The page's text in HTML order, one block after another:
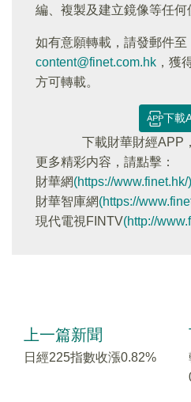
編、複製及建立鏡像等任何
如有意願轉載，請發郵件至
content@finet.com.hk ，獲
方可轉載。
下載
下載財華財經APP
更多精彩内容，請點擊：
財華網(https://www.finet.hk/)
財華智庫網(https://
現代電視FINTV(http://
上一篇新聞
日經225指數收漲0.82%